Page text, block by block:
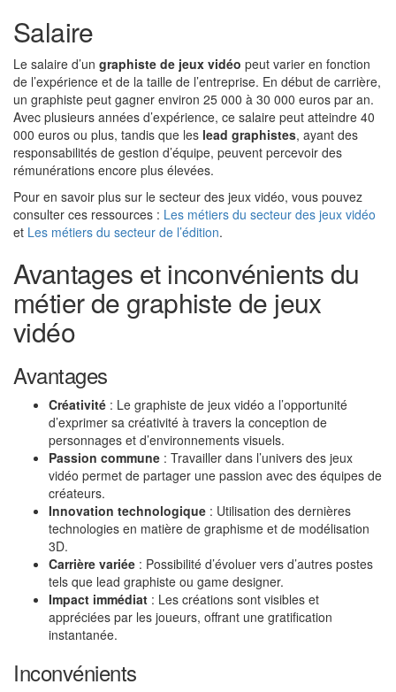
Salaire
Le salaire d’un graphiste de jeux vidéo peut varier en fonction
de l’expérience et de la taille de l’entreprise. En début de carrière,
un graphiste peut gagner environ 25 000 à 30 000 euros par an.
Avec plusieurs années d’expérience, ce salaire peut atteindre 40
000 euros ou plus, tandis que les lead graphistes, ayant des
responsabilités de gestion d’équipe, peuvent percevoir des
rémunérations encore plus élevées.
Pour en savoir plus sur le secteur des jeux vidéo, vous pouvez
consulter ces ressources : Les métiers du secteur des jeux vidéo
et Les métiers du secteur de l’édition.
Avantages et inconvénients du
métier de graphiste de jeux
vidéo
Avantages
Créativité : Le graphiste de jeux vidéo a l’opportunité
d’exprimer sa créativité à travers la conception de
personnages et d’environnements visuels.
Passion commune : Travailler dans l’univers des jeux
vidéo permet de partager une passion avec des équipes de
créateurs.
Innovation technologique : Utilisation des dernières
technologies en matière de graphisme et de modélisation
3D.
Carrière variée : Possibilité d’évoluer vers d’autres postes
tels que lead graphiste ou game designer.
Impact immédiat : Les créations sont visibles et
appréciées par les joueurs, offrant une gratification
instantanée.
Inconvénients